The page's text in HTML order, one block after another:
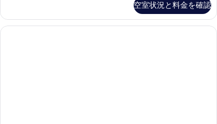
写
真
ン
キ
ス
キ
ャ
空室状況と料金を確認